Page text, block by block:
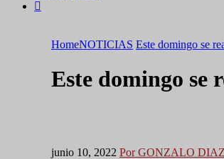
HomeNOTICIAS Este domingo se
Este domingo se
junio 10, 2022 Por GONZALO DIAZ